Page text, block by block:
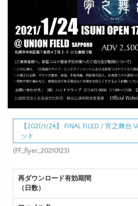
【2021/1/24】 FINAL FILED / 宵之舞台
ット
(FF_flyer_20210123)
再ダウンロード有効期間
（日数）